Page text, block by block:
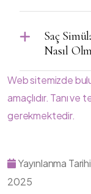
Saç
Nasıl
Web sitemizde
amaçlıdır. Tanı ve
gerekmektedir.
Yayınlanma
2025